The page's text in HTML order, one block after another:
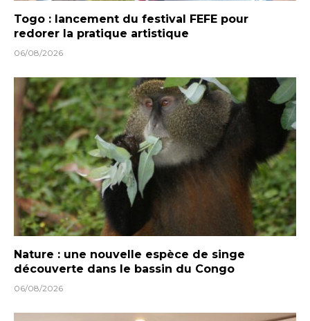
Togo : lancement du festival FEFE pour
redorer la pratique artistique
06/08/2026
Nature : une nouvelle espèce de singe
découverte dans le bassin du Congo
06/08/2026